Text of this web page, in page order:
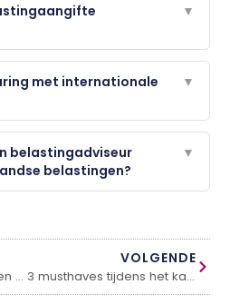
▼
met internationale
▼
belastingadviseur
belastingen?
▼
Lees alles wat je te weten moet komen over het balkonscherm
VOLGENDE
3 musthaves tijdens het kamperen